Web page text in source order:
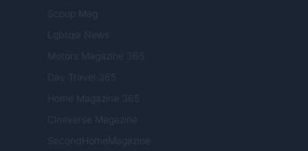
Scoop Mag
Lgbtqia News
Motors Magazine 365
Day Travel 365
Home Magazine 365
Cineverse Magazine
SecondHomeMagazine